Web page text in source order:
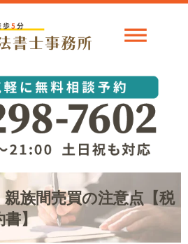
族間売買の注意点【税
書】